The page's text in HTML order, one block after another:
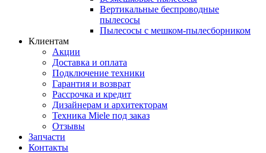
Вертикальные беспроводные
пылесосы
Пылесосы с мешком-пылесборником
Клиентам
Акции
Доставка и оплата
Подключение техники
Гарантия и возврат
Рассрочка и кредит
Дизайнерам и архитекторам
Техника Miele под заказ
Отзывы
Запчасти
Контакты